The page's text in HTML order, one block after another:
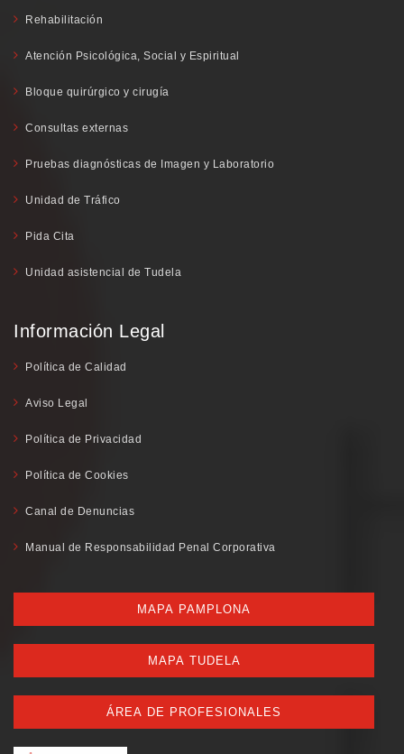
Rehabilitación
Atención Psicológica, Social y Espiritual
Bloque quirúrgico y cirugía
Consultas externas
Pruebas diagnósticas de Imagen y Laboratorio
Unidad de Tráfico
Pida Cita
Unidad asistencial de Tudela
Información Legal
Política de Calidad
Aviso Legal
Política de Privacidad
Política de Cookies
Canal de Denuncias
Manual de Responsabilidad Penal Corporativa
MAPA PAMPLONA
MAPA TUDELA
ÁREA DE PROFESIONALES